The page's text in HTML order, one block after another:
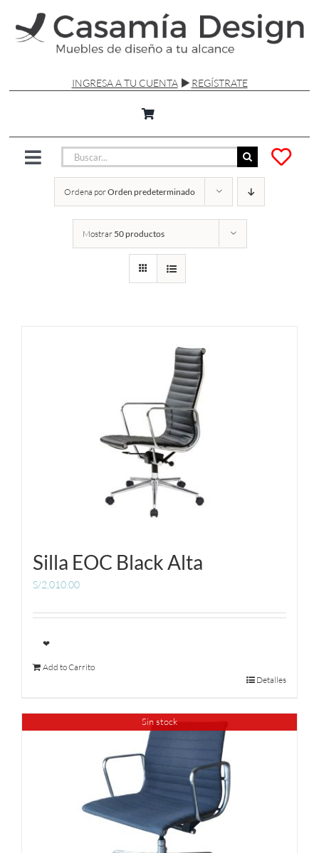
contenido
INGRESA A TU CUENTA REGÍSTRATE
Toggle
Navigation
SILLAS Y SOFÁS
MESAS
ACCESORIOS
OFERTAS
Carrito de Compras
Buscar:
Ordena porOrden predeterminado
Mostrar 50 productos
Silla EOC Black Alta
S/2,010.00
❤
Add to Carrito
Detalles
Sin stock